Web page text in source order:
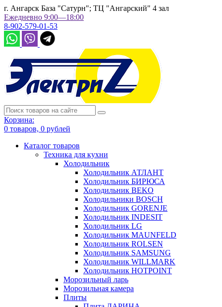
г. Ангарск База "Сатурн"; ТЦ "Ангарский" 4 зал
Ежедневно 9:00—18:00
8-902-579-01-53
Корзина:
0 товаров, 0 рублей
Каталог товаров
Техника для кухни
Холодильник
Холодильник АТЛАНТ
Холодильник БИРЮСА
Холодильник BEKO
Холодильники BOSCH
Холодильник GORENJE
Холодильник INDESIT
Холодильник LG
Холодильник MAUNFELD
Холодильник ROLSEN
Холодильник SAMSUNG
Холодильник WILLMARK
Холодильник HOTPOINT
Морозильный ларь
Морозильная камера
Плиты